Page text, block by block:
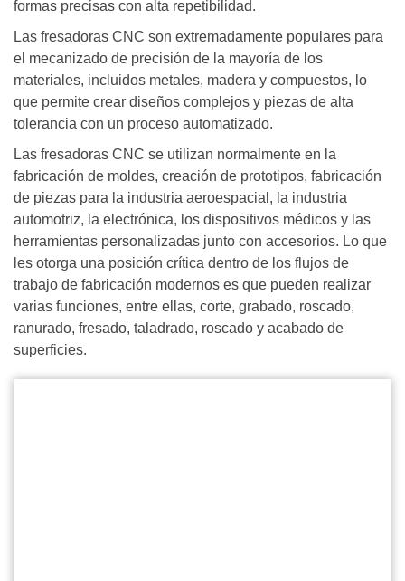
formas precisas con alta repetibilidad.
Las fresadoras CNC son extremadamente populares para
el mecanizado de precisión de la mayoría de los
materiales, incluidos metales, madera y compuestos, lo
que permite crear diseños complejos y piezas de alta
tolerancia con un proceso automatizado.
Las fresadoras CNC se utilizan normalmente en la
fabricación de moldes, creación de prototipos, fabricación
de piezas para la industria aeroespacial, la industria
automotriz, la electrónica, los dispositivos médicos y las
herramientas personalizadas junto con accesorios. Lo que
les otorga una posición crítica dentro de los flujos de
trabajo de fabricación modernos es que pueden realizar
varias funciones, entre ellas, corte, grabado, roscado,
ranurado, fresado, taladrado, roscado y acabado de
superficies.